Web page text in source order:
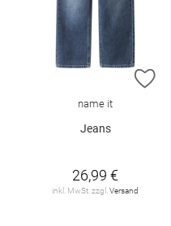
name it
Jeans
26,99 €
inkl. MwSt. zzgl. Versand